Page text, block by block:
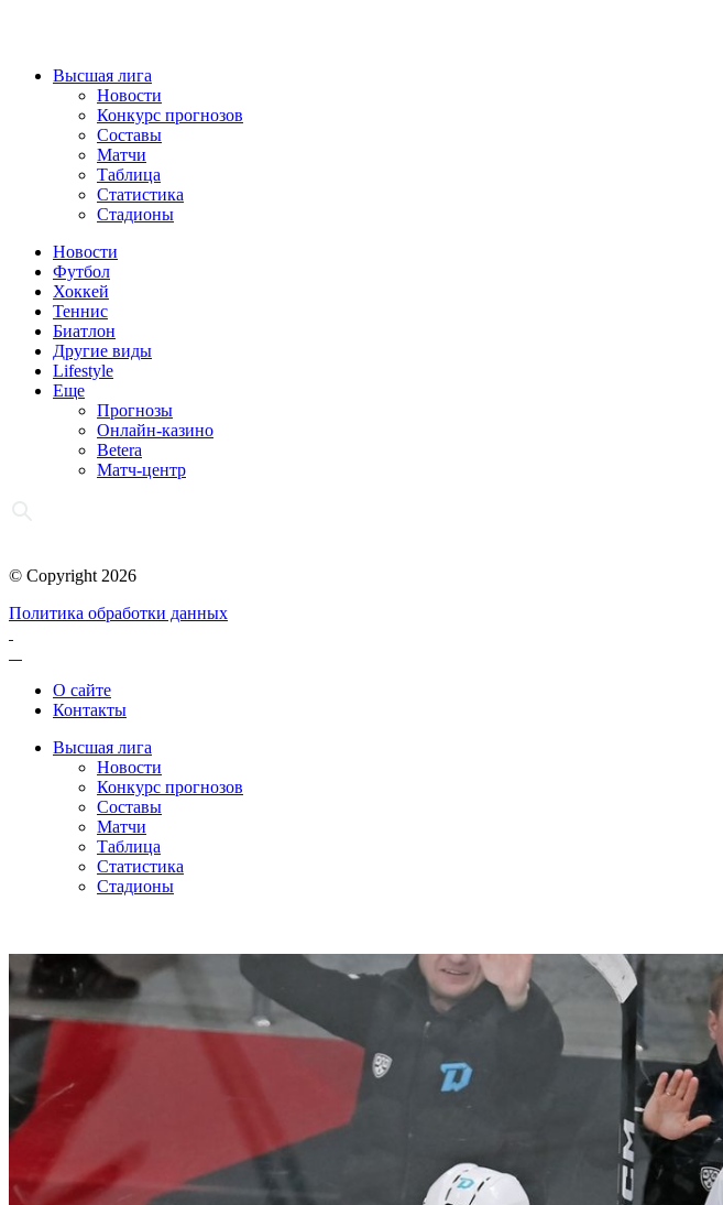
Высшая лига
Новости
Конкурс прогнозов
Составы
Матчи
Таблица
Статистика
Стадионы
Новости
Футбол
Хоккей
Теннис
Биатлон
Другие виды
Lifestyle
Еще
Прогнозы
Онлайн-казино
Betera
Матч-центр
© Copyright 2026
Политика обработки данных
О сайте
Контакты
Высшая лига
Новости
Конкурс прогнозов
Составы
Матчи
Таблица
Статистика
Стадионы